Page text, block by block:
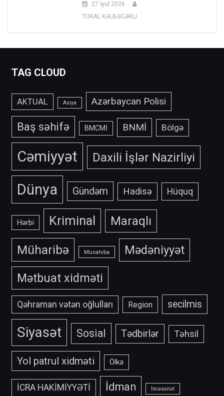
27 İyul 2026
TURAL KƏLBƏCƏRLİ
TAG CLOUD
AKTUAL Asiya Azərbaycan Polisi
Baş səhifə BMCMİ BNMİ Bölgə
Cəmiyyət Daxili İşlər Nazirliyi
Dünya Gündəm Hadisə Hüquq
Hərbi Kriminal Maraqlı
Müharibə Müsahibə
Mədəniyyət
Mətbuat xidməti
Qəhraman vətən oğlulları Region secilmis
Siyasət Sosial Tədbirlər Təhsil
Yol patrul xidməti Ölkə
İCRA HAKİMİYYƏTİ İdman İncəsənət